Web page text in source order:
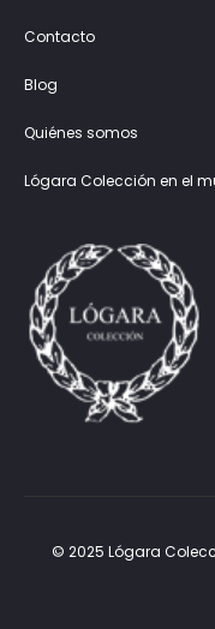
Contacto
Blog
Quiénes somos
Lógara Colección en el
© 2025 Lógara